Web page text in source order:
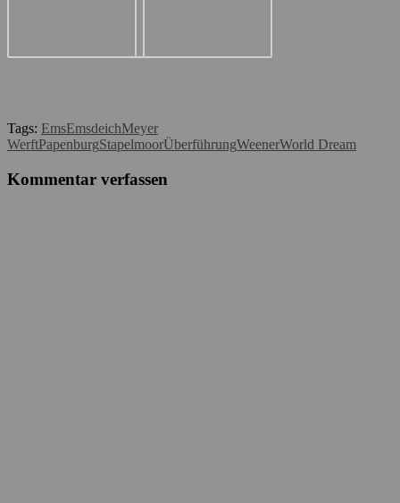
Tags: EmsEmsdeichMeyer
WerftPapenburgStapelmoorÜberführungWeenerWorld Dream
Kommentar verfassen